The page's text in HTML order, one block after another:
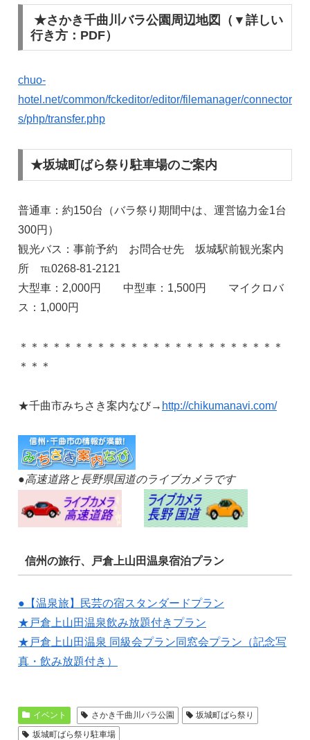
★さかき千曲川バラ公園周辺地図（▼詳しい
行き方：PDF）
chuo-
hotel.net/common/fckeditor/editor/filemanager/connector
s/php/transfer.php
★坂城町ばら祭り駐車場のご案内
普通車：約150台（バラ祭り期間中は、運営協力金1台
300円）
観光バス：事前予約 お問合せ先 坂城駅前観光案内
所 ℡0268-81-2121
大型車：2,000円 中型車：1,500円 マイクロバ
ス：1,000円
＊＊＊＊＊＊＊＊＊＊＊＊＊＊＊＊＊＊＊＊＊＊＊＊
＊＊＊
★千曲市みちさき案内なび→ http://chikumanavi.com/
●高速道路と長野県国道のライブカメラです
信州の旅行、戸倉上山田温泉宿泊プラン
●【温泉旅】民芸の宿スタンダードプラン
★戸倉上山田温泉飲み放題付きプラン
★戸倉上山田温泉 同級会プラン同窓会プラン（記念写
真・飲み放題付き）
イベント さかき千曲川バラ公園
坂城町ばら祭り
坂城町ばら祭り駐車場